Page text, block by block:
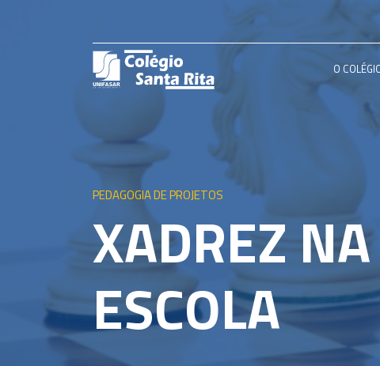
O
PEDAGOGIA DE PROJETOS
XADREZ NA
ESCOLA